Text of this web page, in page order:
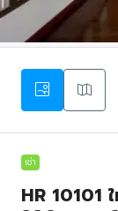
เช่า
HR 10101